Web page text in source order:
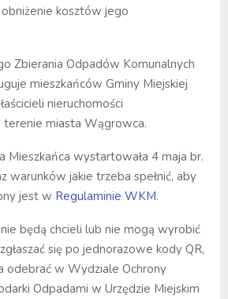
kosztów jego
Zbierania Odpadów Komunalnych
mieszkańców Gminy Miejskiej
nieruchomości
terenie miasta Wągrowca.
Mieszkańca wystartowała 4 maja br.
warunków jakie trzeba spełnić, aby
jest w Regulaminie WKM.
będą chcieli lub nie mogą wyrobić
się po jednorazowe kody QR,
odebrać w Wydziale Ochrony
Odpadami w Urzędzie Miejskim